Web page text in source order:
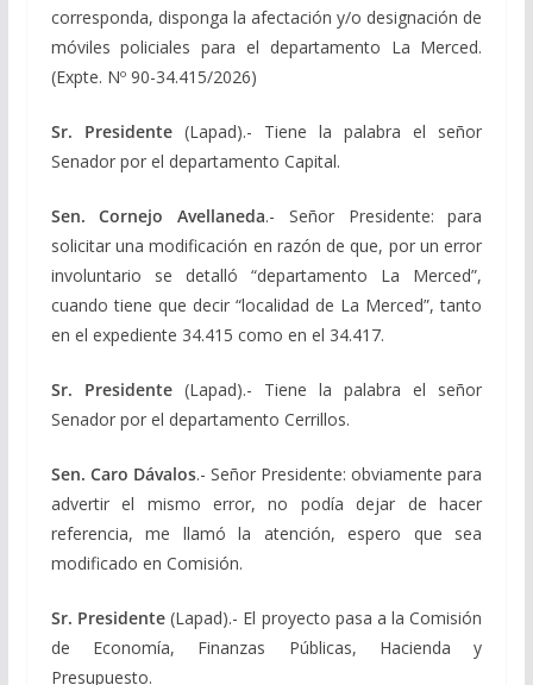
corresponda, disponga la afectación y/o designación de
móviles policiales para el departamento La Merced.
(Expte. Nº 90-34.415/2026)
Sr. Presidente(Lapad).- Tiene la palabra el señor
Senador por el departamento Capital.
Sen. Cornejo Avellaneda.- Señor Presidente: para
solicitar una modificación en razón de que, por un error
involuntario se detalló “departamento La Merced”,
cuando tiene que decir “localidad de La Merced”, tanto
en el expediente 34.415 como en el 34.417.
Sr. Presidente(Lapad).- Tiene la palabra el señor
Senador por el departamento Cerrillos.
Sen. Caro Dávalos.- Señor Presidente: obviamente para
advertir el mismo error, no podía dejar de hacer
referencia, me llamó la atención, espero que sea
modificado en Comisión.
Sr. Presidente(Lapad).- El proyecto pasa a la Comisión
de Economía, Finanzas Públicas, Hacienda y
Presupuesto.